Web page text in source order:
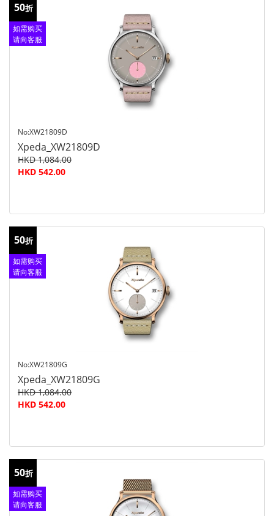
50折
如需购买
请向客服
No:XW21809D
Xpeda_XW21809D
HKD 1,084.00
HKD 542.00
50折
如需购买
请向客服
No:XW21809G
Xpeda_XW21809G
HKD 1,084.00
HKD 542.00
50折
如需购买
请向客服